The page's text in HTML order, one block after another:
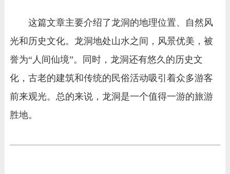
这篇文章主要介绍了龙洞的地理位置、自然风
光和历史文化。龙洞地处山水之间，风景优美，被
誉为“人间仙境”。同时，龙洞还有悠久的历史文
化，古老的建筑和传统的民俗活动吸引着众多游客
前来观光。总的来说，龙洞是一个值得一游的旅游
胜地。